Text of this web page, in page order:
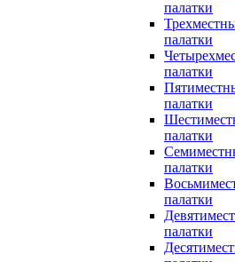
палатки
палатки
палатки
палатки
палатки
палатки
палатки
палатки